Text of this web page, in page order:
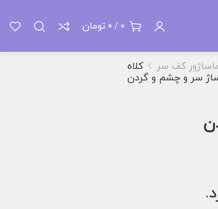
0
/
0 تومان
کف سر
کلاه
سر و چشم و گردن